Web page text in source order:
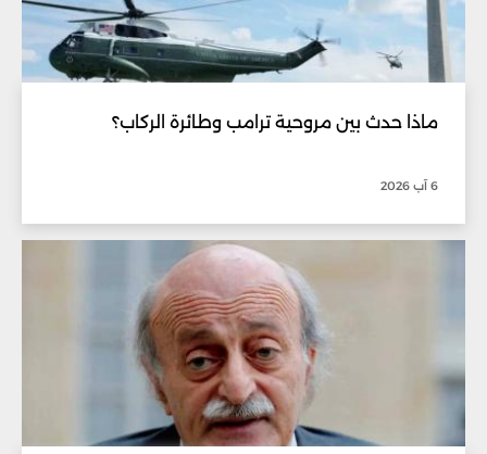
ماذا حدث بين مروحية ترامب وطائرة الركاب؟
6 آب 2026